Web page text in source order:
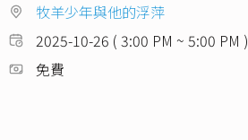
牧羊少年與他的浮萍
2025-10-26 ( 3:00 PM ~ 5:00 PM )
免費